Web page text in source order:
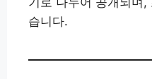
습니다.